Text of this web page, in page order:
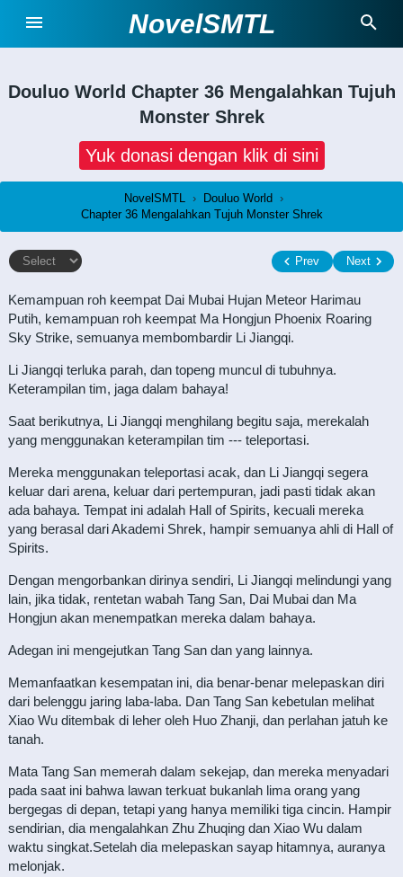
NovelSMTL
Douluo World Chapter 36 Mengalahkan Tujuh
Monster Shrek
Yuk donasi dengan klik di sini
NovelSMTL › Douluo World ›
Chapter 36 Mengalahkan Tujuh Monster Shrek
Prev Next
Kemampuan roh keempat Dai Mubai Hujan Meteor Harimau
Putih, kemampuan roh keempat Ma Hongjun Phoenix Roaring
Sky Strike, semuanya membombardir Li Jiangqi.
Li Jiangqi terluka parah, dan topeng muncul di tubuhnya.
Keterampilan tim, jaga dalam bahaya!
Saat berikutnya, Li Jiangqi menghilang begitu saja, merekalah
yang menggunakan keterampilan tim --- teleportasi.
Mereka menggunakan teleportasi acak, dan Li Jiangqi segera
keluar dari arena, keluar dari pertempuran, jadi pasti tidak akan
ada bahaya. Tempat ini adalah Hall of Spirits, kecuali mereka
yang berasal dari Akademi Shrek, hampir semuanya ahli di Hall of
Spirits.
Dengan mengorbankan dirinya sendiri, Li Jiangqi melindungi yang
lain, jika tidak, rentetan wabah Tang San, Dai Mubai dan Ma
Hongjun akan menempatkan mereka dalam bahaya.
Adegan ini mengejutkan Tang San dan yang lainnya.
Memanfaatkan kesempatan ini, dia benar-benar melepaskan diri
dari belenggu jaring laba-laba. Dan Tang San kebetulan melihat
Xiao Wu ditembak di leher oleh Huo Zhanji, dan perlahan jatuh ke
tanah.
Mata Tang San memerah dalam sekejap, dan mereka menyadari
pada saat ini bahwa lawan terkuat bukanlah lima orang yang
bergegas di depan, tetapi yang hanya memiliki tiga cincin. Hampir
sendirian, dia mengalahkan Zhu Zhuqing dan Xiao Wu dalam
waktu singkat.Setelah dia melepaskan sayap hitamnya, auranya
melonjak.